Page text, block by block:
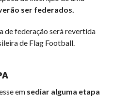
ser federados.
de federação será revertida
de Flag Football.
em sediar alguma etapa